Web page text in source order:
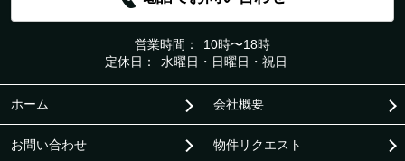
営業時間：
10時〜18時
定休日：
水曜日・日曜日・祝日
ホーム 会社概要
お問い合わせ 物件リクエスト